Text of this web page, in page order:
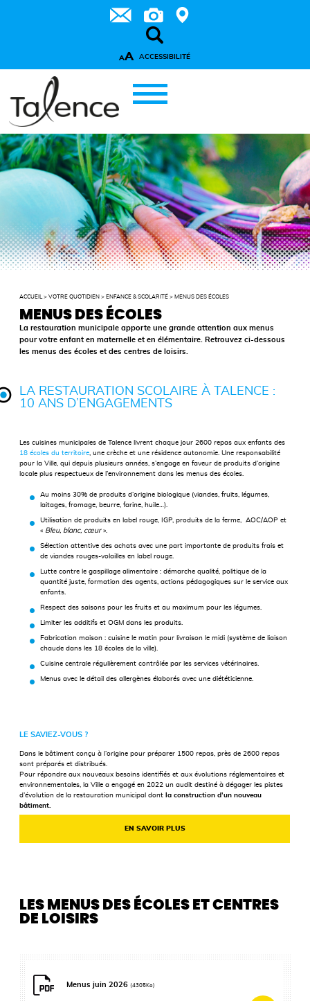
AA ACCESSIBILITÉ
ACCUEIL >VOTRE QUOTIDIEN > ENFANCE & SCOLARITÉ > MENUS DES ÉCOLES
MENUS DES ÉCOLES
La restauration municipale apporte une grande attention aux menus
pour votre enfant en maternelle et en élémentaire. Retrouvez ci-dessous
les menus des écoles et des centres de loisirs.
LA RESTAURATION SCOLAIRE À TALENCE :
10 ANS D’ENGAGEMENTS
Les cuisines municipales de Talence livrent chaque jour 2600 repas aux enfants des
18 écoles du territoire , une crèche et une résidence autonomie. Une responsabilité
pour la Ville, qui depuis plusieurs années, s’engage en faveur de produits d’origine
locale plus respectueux de l’environnement dans les menus des écoles.
Au moins 30% de produits d’origine biologique (viandes, fruits, légumes,
laitages, fromage, beurre, farine, huile…).
Utilisation de produits en label rouge, IGP, produits de la ferme, AOC/AOP et
« Bleu, blanc, cœur».
Sélection attentive des achats avec une part importante de produits frais et
de viandes rouges-volailles en label rouge.
Lutte contre le gaspillage alimentaire : démarche qualité, politique de la
quantité juste, formation des agents, actions pédagogiques sur le service aux
enfants.
Respect des saisons pour les fruits et au maximum pour les légumes.
Limiter les additifs et OGM dans les produits.
Fabrication maison : cuisine le matin pour livraison le midi (système de liaison
chaude dans les 18 écoles de la ville).
Cuisine centrale régulièrement contrôlée par les services vétérinaires.
Menus avec le détail des allergènes élaborés avec une diététicienne.
LE SAVIEZ-VOUS ?
Dans le bâtiment conçu à l’origine pour préparer 1500 repas, près de 2600 repas
sont préparés et distribués.
Pour répondre aux nouveaux besoins identifiés et aux évolutions réglementaires et
environnementales, la Ville a engagé en 2022 un audit destiné à dégager les pistes
d’évolution de la restauration municipal dont la construction d’un nouveau
bâtiment.
EN SAVOIR PLUS
LES MENUS DES ÉCOLES ET CENTRES
DE LOISIRS
Menus juin 2026(4305Ko)